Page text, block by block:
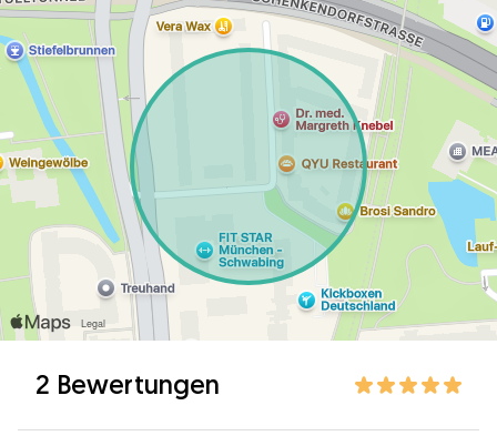
2 Bewertungen